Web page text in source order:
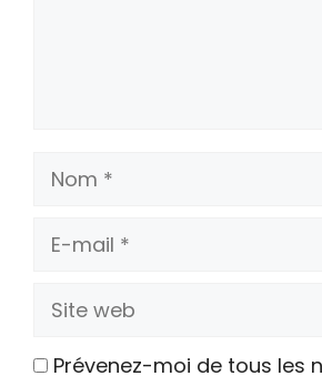
Nom
E-
Site
Prévenez-moi de tous les